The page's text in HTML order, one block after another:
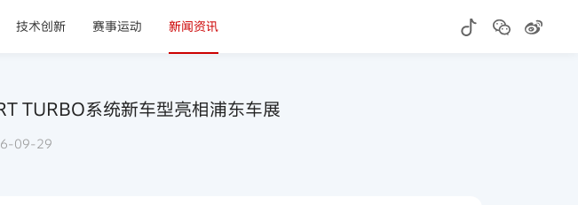
技术创新 赛事运动 新闻资讯
TURBO系统新车型亮相浦东车展
09-29